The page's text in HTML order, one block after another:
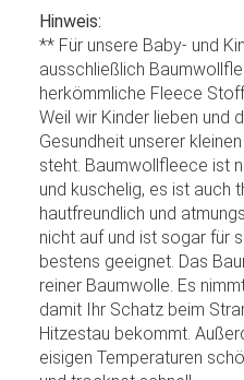
Hinweis:
** Für unsere Baby- und
ausschließlich
herkömmliche Fleece
Weil wir Kinder lieben und
Gesundheit unserer
steht. Baumwollfleece ist
und kuschelig, es ist auch
hautfreundlich und
nicht auf und ist sogar für
bestens geeignet. Das
reiner Baumwolle. Es
damit Ihr Schatz beim
Hitzestau bekommt.
eisigen Temperaturen